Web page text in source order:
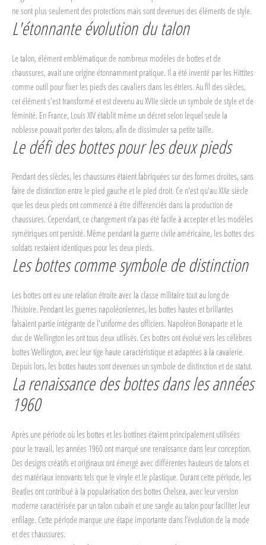
ne sont plus seulement des protections mais sont devenues des éléments de style.
L'étonnante évolution du talon
Le talon, élément emblématique de nombreux modèles de bottes et de
chaussures, avait une origine étonnamment pratique. Il a été inventé par les Hittites
comme outil pour fixer les pieds des cavaliers dans les étriers. Au fil des siècles,
cet élément s'est transformé et est devenu au XVIIe siècle un symbole de style et de
féminité. En France, Louis XIV établit même un décret selon lequel seule la
noblesse pouvait porter des talons, afin de dissimuler sa petite taille.
Le défi des bottes pour les deux pieds
Pendant des siècles, les chaussures étaient fabriquées sur des formes droites, sans
faire de distinction entre le pied gauche et le pied droit. Ce n'est qu'au XIXe siècle
que les deux pieds ont commencé à être différenciés dans la production de
chaussures. Cependant, ce changement n’a pas été facile à accepter et les modèles
symétriques ont persisté. Même pendant la guerre civile américaine, les bottes des
soldats restaient identiques pour les deux pieds.
Les bottes comme symbole de distinction
Les bottes ont eu une relation étroite avec la classe militaire tout au long de
l’histoire. Pendant les guerres napoléoniennes, les bottes hautes et brillantes
faisaient partie intégrante de l'uniforme des officiers. Napoléon Bonaparte et le
duc de Wellington les ont tous deux utilisés. Ces bottes ont évolué vers les célèbres
bottes Wellington, avec leur tige haute caractéristique et adaptées à la cavalerie.
Depuis lors, les bottes hautes sont devenues un symbole de distinction et de statut.
La renaissance des bottes dans les années
1960
Après une période où les bottes et les bottines étaient principalement utilisées
pour le travail, les années 1960 ont marqué une renaissance dans leur conception.
Des designs créatifs et originaux ont émergé avec différentes hauteurs de talons et
des matériaux innovants tels que le vinyle et le plastique. Durant cette période, les
Beatles ont contribué à la popularisation des bottes Chelsea, avec leur version
moderne caractérisée par un talon cubain et une sangle au talon pour faciliter leur
enfilage. Cette période marque une étape importante dans l’évolution de la mode
et des chaussures.